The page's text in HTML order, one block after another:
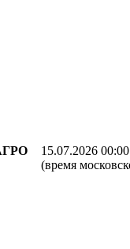
15.07.2026
(время